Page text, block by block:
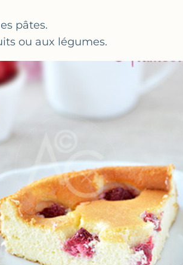
pâtes.
ou aux légumes.